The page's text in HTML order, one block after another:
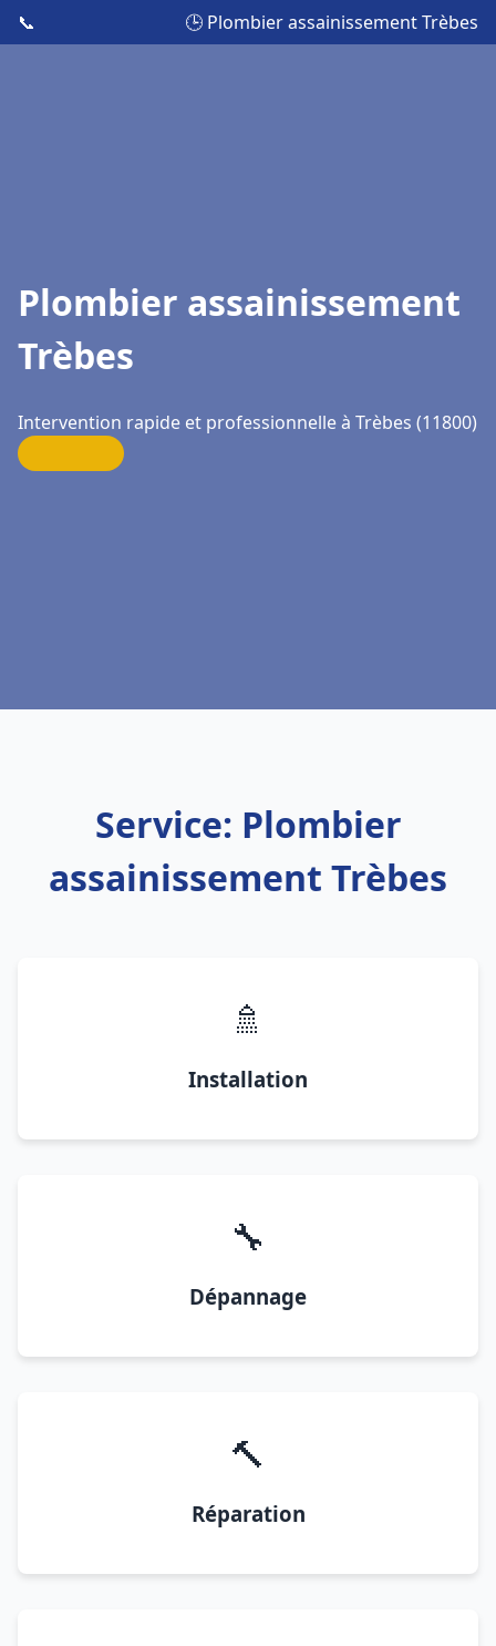
📞 🕒 Plombier assainissement Trèbes
Plombier assainissement
Trèbes
Intervention rapide et professionnelle à Trèbes (11800)
Service: Plombier
assainissement Trèbes
🚿
Installation
🔧
Dépannage
🔨
Réparation